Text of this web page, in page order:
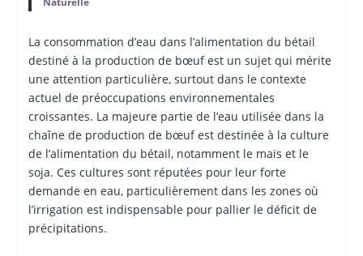
La consommation d’eau dans l’alimentation du bétail
destiné à la production de bœuf est un sujet qui mérite
une attention particulière, surtout dans le contexte
actuel de préoccupations environnementales
croissantes. La majeure partie de l’eau utilisée dans la
chaîne de production de bœuf est destinée à la culture
de l’alimentation du bétail, notamment le maïs et le
soja. Ces cultures sont réputées pour leur forte
demande en eau, particulièrement dans les zones où
l’irrigation est indispensable pour pallier le déficit de
précipitations.